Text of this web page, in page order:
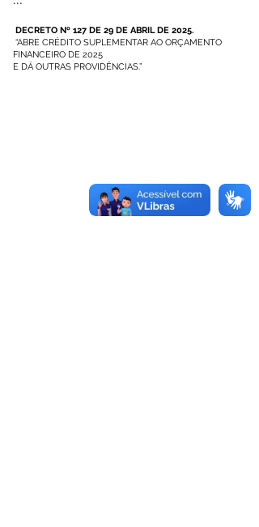
***
DECRETO Nº 127 DE 29 DE ABRIL DE 2025.
“ABRE CRÉDITO SUPLEMENTAR AO ORÇAMENTO
FINANCEIRO DE 2025
E DÁ OUTRAS PROVIDÊNCIAS.”